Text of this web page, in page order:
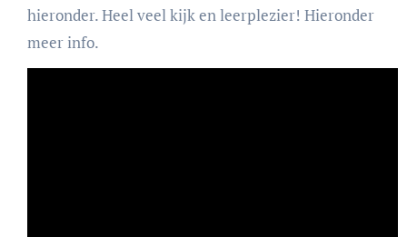
hieronder. Heel veel kijk en leerplezier! Hieronder
meer info.